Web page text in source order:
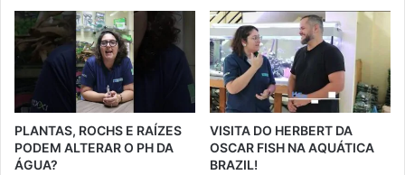
PLANTAS, ROCHS E RAÍZES
PODEM ALTERAR O PH DA
ÁGUA?
VISITA DO HERBERT DA
OSCAR FISH NA AQUÁTICA
BRAZIL!